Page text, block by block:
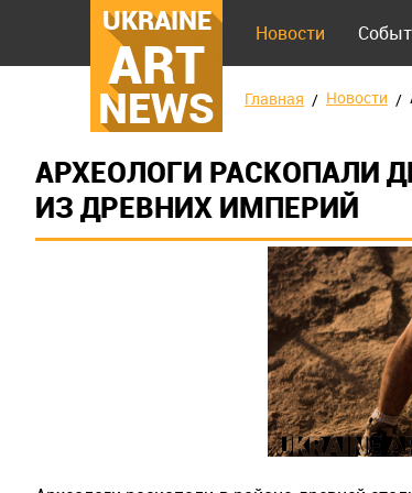
UKRAINE
ART
NEWS
Новости
Главная Новости
АРХЕОЛОГИ РАСКОПАЛИ
ИЗ ДРЕВНИХ ИМПЕРИЙ